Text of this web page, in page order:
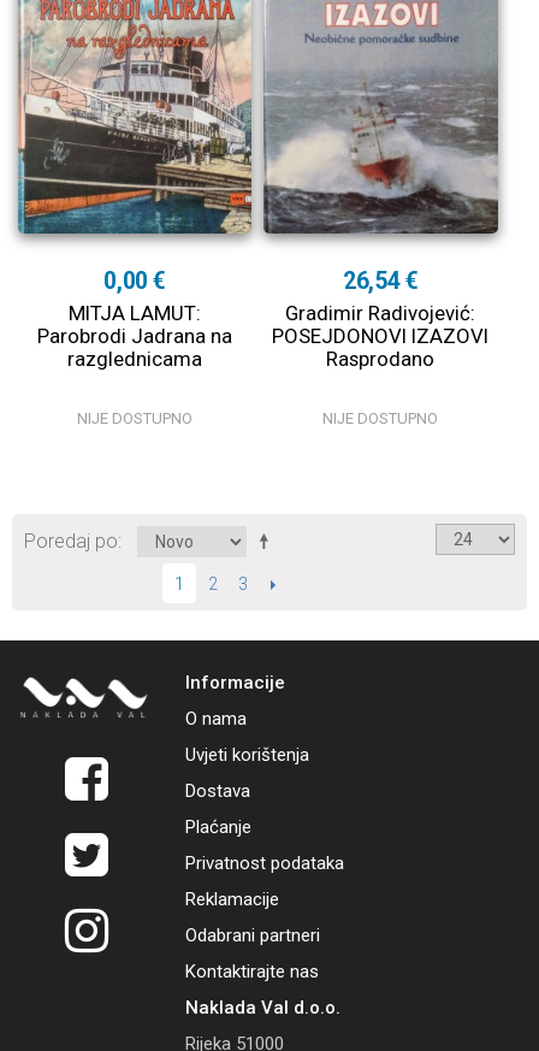
0,00 €
MITJA LAMUT:
Parobrodi Jadrana na
razglednicama
NIJE DOSTUPNO
26,54 €
Gradimir Radivojević:
POSEJDONOVI IZAZOVI
Rasprodano
NIJE DOSTUPNO
Poredaj po
1 2 3 SLIJEDEĆI
Informacije
O nama
Uvjeti korištenja
Dostava
Plaćanje
Privatnost podataka
Reklamacije
Odabrani partneri
Kontaktirajte nas
Naklada Val d.o.o.
Rijeka 51000